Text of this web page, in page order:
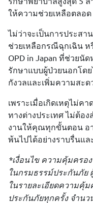
ให้ความช่วยเหลือตลอ
ไม่ว่าจะเป็นการประสา
ช่วยเหลือกรณีฉุกเฉิน ห
OPD in Japan ที่ช่วยนั
รักษาแบบผู้ป่วยนอกโด
กังวลและเพิ่มความสะ
เพราะเมื่อเกิดเหตุไม่ค
ทางต่างประเทศ ไม่ต้อ
งานให้คุณทุกขั้นตอน อ
พ้นไปได้อย่างราบรื่นแล
*เงื่อนไข ความคุ้มครอ
ในกรมธรรม์ประกันภัย
ในรายละเอียดความคุ้
ประกันภัยทุกครั้ง จำน